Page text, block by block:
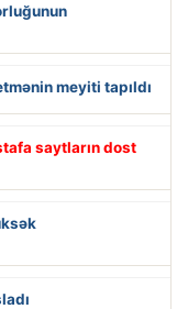
meyiti tapıldı
saytların dost